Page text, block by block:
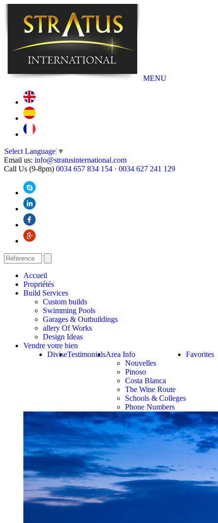
MENU
Select Language ▼
Email us: info@stratusinternational.com
Call Us (9-8pm) 0034 657 834 154 · 0034 627 241 129
Accueil
Propriétés
Build Services
Custom builds
Swimming Pools
Garages & Outbuildings
allery Of Works
Design Ideas
Vendre votre bien
Favorites
Area Info
Nouvelles
Pinoso
Costa Blanca
The Wine Route
Schools & Colleges
Phone Numbers
Testimonials
Divise